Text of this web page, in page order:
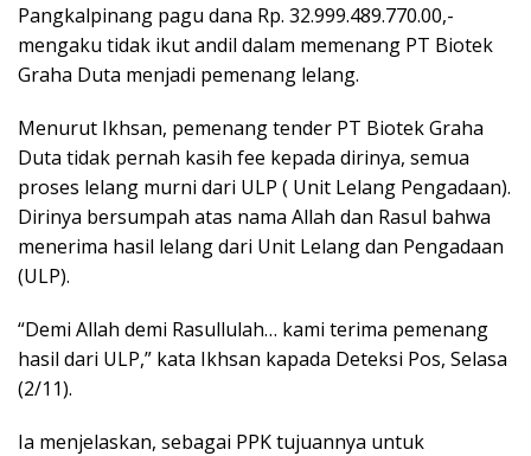
Pangkalpinang pagu dana Rp. 32.999.489.770.00,-
mengaku tidak ikut andil dalam memenang PT Biotek
Graha Duta menjadi pemenang lelang.
Menurut Ikhsan, pemenang tender PT Biotek Graha
Duta tidak pernah kasih fee kepada dirinya, semua
proses lelang murni dari ULP ( Unit Lelang Pengadaan).
Dirinya bersumpah atas nama Allah dan Rasul bahwa
menerima hasil lelang dari Unit Lelang dan Pengadaan
(ULP).
“Demi Allah demi Rasullulah… kami terima pemenang
hasil dari ULP,” kata Ikhsan kapada Deteksi Pos, Selasa
(2/11).
Ia menjelaskan, sebagai PPK tujuannya untuk